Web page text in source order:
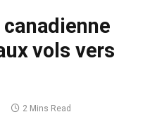
vols vers
2 Mins Read